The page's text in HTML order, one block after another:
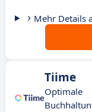
Mehr Details
Tiime
Optimale